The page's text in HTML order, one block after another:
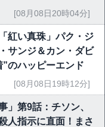
[08月08日20時04分]
紅い真珠」パク・ジ
サンジ＆カン・ダビ
のハッピーエンド
[08月08日19時12分]
」第9話：チソン、
人指示に直面！まさ